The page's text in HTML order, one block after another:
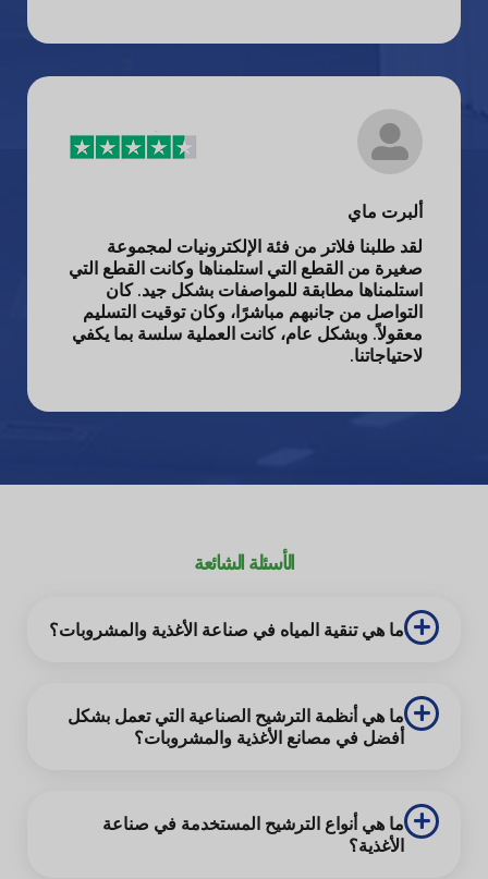
ألبرت ماي
لقد طلبنا فلاتر من فئة الإلكترونيات لمجموعة
صغيرة من القطع التي استلمناها وكانت القطع التي
استلمناها مطابقة للمواصفات بشكل جيد. كان
التواصل من جانبهم مباشرًا، وكان توقيت التسليم
معقولاً. وبشكل عام، كانت العملية سلسة بما يكفي
لاحتياجاتنا.
الأسئلة الشائعة
ما هي تنقية المياه في صناعة الأغذية والمشروبات؟
ما هي أنظمة الترشيح الصناعية التي تعمل بشكل
أفضل في مصانع الأغذية والمشروبات؟
ما هي أنواع الترشيح المستخدمة في صناعة
الأغذية؟